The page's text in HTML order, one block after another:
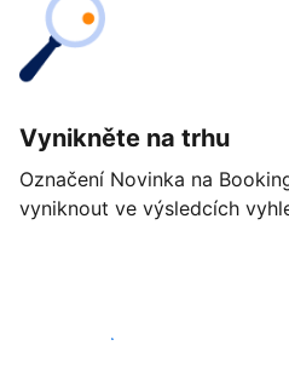
Vynikněte na trhu
Označení Novinka na
vyniknout ve výsledcích
Začít ještě dnes